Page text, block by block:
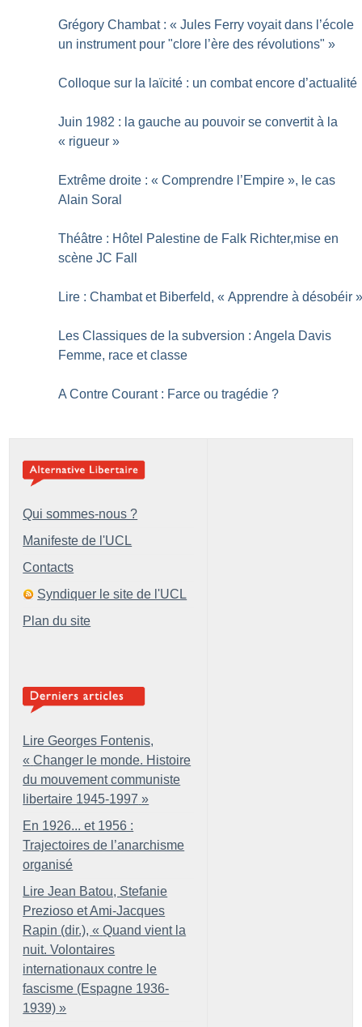
Grégory Chambat : « Jules Ferry voyait dans l’école
un instrument pour "clore l’ère des révolutions" »
Colloque sur la laïcité : un combat encore d’actualité
Juin 1982 : la gauche au pouvoir se convertit à la
« rigueur »
Extrême droite : « Comprendre l’Empire », le cas
Alain Soral
Théâtre : Hôtel Palestine de Falk Richter,mise en
scène JC Fall
Lire : Chambat et Biberfeld, « Apprendre à désobéir
Les Classiques de la subversion : Angela Davis
Femme, race et classe
A Contre Courant : Farce ou tragédie ?
Qui sommes-nous ?
Manifeste de l'UCL
Contacts
Syndiquer le site de l'UCL
Plan du site
Lire Georges Fontenis,
« Changer le monde. Histoire
du mouvement communiste
libertaire 1945-1997 »
En 1926... et 1956 :
Trajectoires de l’anarchisme
organisé
Lire Jean Batou, Stefanie
Prezioso et Ami-Jacques
Rapin (dir.), « Quand vient la
nuit. Volontaires
internationaux contre le
fascisme (Espagne 1936-
1939) »